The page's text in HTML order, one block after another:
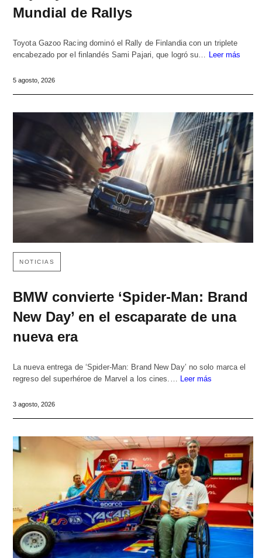
Mundial de Rallys
Toyota Gazoo Racing dominó el Rally de Finlandia con un triplete
encabezado por el finlandés Sami Pajari, que logró su…
Leer más
5 agosto, 2026
NOTICIAS
BMW convierte ‘Spider-Man: Brand
New Day’ en el escaparate de una
nueva era
La nueva entrega de ‘Spider-Man: Brand New Day’ no solo marca el
regreso del superhéroe de Marvel a los cines.… Leer más
3 agosto, 2026